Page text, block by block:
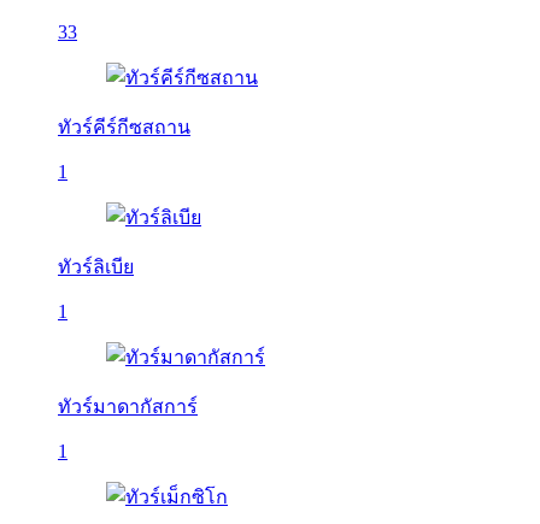
33
ทัวร์คีร์กีซสถาน
1
ทัวร์ลิเบีย
1
ทัวร์มาดากัสการ์
1